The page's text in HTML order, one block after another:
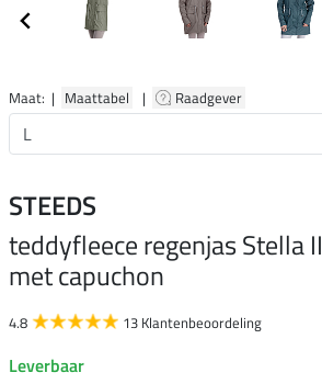
Maat: | Maattabel | Raadgever
STEEDS
teddyfleece regenjas Stella II
met capuchon
4.8 13 Klantenbeoordeling
Leverbaar